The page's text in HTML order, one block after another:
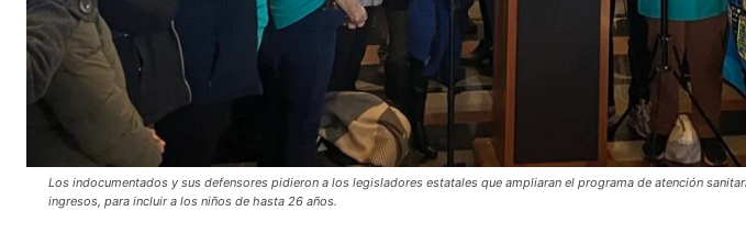
Los indocumentados y sus defensores pidieron a los legisladores estatales que ampliaran el programa de atención
ingresos, para incluir a los niños de hasta 26 años.